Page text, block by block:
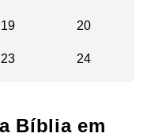
19 20
23 24
Bíblia em